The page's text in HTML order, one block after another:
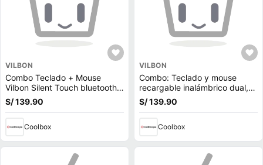
VILBON
Combo Teclado + Mouse
Vilbon Silent Touch bluetooth,
conexión usb, recargable,
blanco
S/ 139.90
Coolbox
VILBON
Combo: Teclado y mouse
recargable inalámbrico dual,
silent touch, bluetooth y USB
2.4G
S/ 139.90
Coolbox